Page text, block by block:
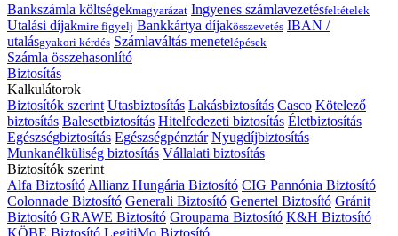
Bankszámla költségekmagyarázat Ingyenes számlavezetésfeltételek
Utalási díjakmire figyelj Bankkártya díjakösszevetés IBAN /
utalásgyakori kérdés Számlaváltás menetelépések
Számla összehasonlító
Biztosítás
Kalkulátorok
Biztosítók szerint Utasbiztosítás Lakásbiztosítás Casco Kötelező
biztosítás Balesetbiztosítás Hitelfedezeti biztosítás Életbiztosítás
Egészségbiztosítás Egészségpénztár Nyugdíjbiztosítás
Munkanélküliség biztosítás Vállalati biztosítás
Biztosítók szerint
Alfa Biztosító Allianz Hungária Biztosító CIG Pannónia Biztosító
Colonnade Biztosító Generali Biztosító Genertel Biztosító Gránit
Biztosító GRAWE Biztosító Groupama Biztosító K&H Biztosító
KÖBE Biztosító LegitiMo Biztosító